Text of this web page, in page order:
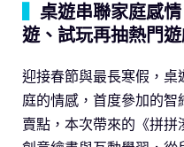
桌遊串聯家庭感
遊、試玩再抽熱門
迎接春節與最長寒假，桌
庭的情感，首度參加的
賣點，本次帶來的《拼拼